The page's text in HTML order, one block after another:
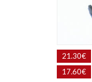
21.30€
17.60€